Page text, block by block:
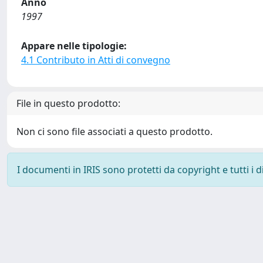
1997
Appare nelle tipologie:
4.1 Contributo in Atti di convegno
File in questo prodotto:
Non ci sono file associati a questo prodotto.
I documenti in IRIS sono protetti da copyright e tutti i